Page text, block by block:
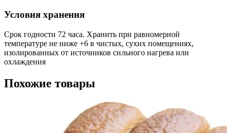
Условия хранения
Срок годности 72 часа. Хранить при равномерной
температуре не ниже +6 в чистых, сухих помещениях,
изолированных от источников сильного нагрева или
охлаждения
Похожие товары